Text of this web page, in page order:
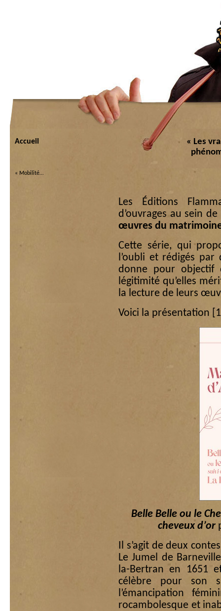
Accueil
« Les
« Mobilité…
Les Éditions
d’ouvrages au sein
œuvres du
Cette série, qui
l’oubli et rédigés
donne pour
légitimité qu’elles
la lecture de leurs
Voici la présentation
Belle Belle ou le
cheveux d’or
Il s’agit de deux
Le Jumel de
la-Bertran en 1651
célèbre pour son
l’émancipation
rocambolesque et